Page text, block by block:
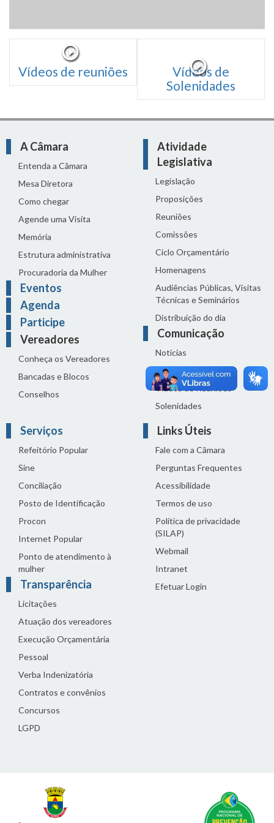
Vídeos de reuniões
Vídeos de
Solenidades
A Câmara
Entenda a Câmara
Mesa Diretora
Como chegar
Agende uma Visita
Memória
Estrutura administrativa
Procuradoria da Mulher
Eventos
Agenda
Participe
Vereadores
Conheça os Vereadores
Bancadas e Blocos
Conselhos
Atividade
Legislativa
Legislação
Proposições
Reuniões
Comissões
Ciclo Orçamentário
Homenagens
Audiências Públicas, Visitas
Técnicas e Seminários
Distribuição do dia
Comunicação
Notícias
Sala de Imprensa
Vídeos de Reuniões
Solenidades
Serviços
Refeitório Popular
Sine
Conciliação
Posto de Identificação
Procon
Internet Popular
Ponto de atendimento à
mulher
Transparência
Licitações
Atuação dos vereadores
Execução Orçamentária
Pessoal
Verba Indenizatória
Contratos e convênios
Concursos
LGPD
Links Úteis
Fale com a Câmara
Perguntas Frequentes
Acessibilidade
Termos de uso
Política de privacidade
(SILAP)
Webmail
Intranet
Efetuar Login